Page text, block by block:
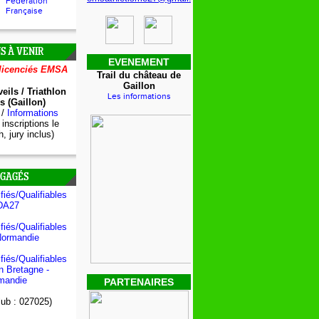
Française
À VENIR
EMSA
/ Triathlon
(Gaillon)
/ Informations
le
jury inclus)
Qualifiables
Qualifiables
Qualifiables
Bretagne -
: 027025)
EVENEMENT
Trail du château de
Gaillon
Les informations
PARTENAIRES